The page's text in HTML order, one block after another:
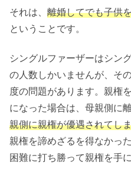
それは、 離婚してでも子供
ということです。
シングルファーザーはシン
の人数しかいませんが、そ
度の問題があります。親権
になった場合は、母親側に
親側に親権が優遇されてし
親権を諦めざるを得なかっ
困難に打ち勝って親権を手